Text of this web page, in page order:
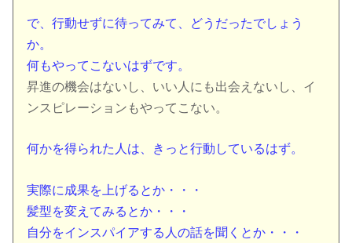
で、行動せずに待ってみて、どうだったでしょう
か。
何もやってこないはずです。
昇進の機会はないし、いい人にも出会えないし、イ
ンスピレーションもやってこない。
何かを得られた人は、きっと行動しているはず。
実際に成果を上げるとか・・・
髪型を変えてみるとか・・・
自分をインスパイアする人の話を聞くとか・・・